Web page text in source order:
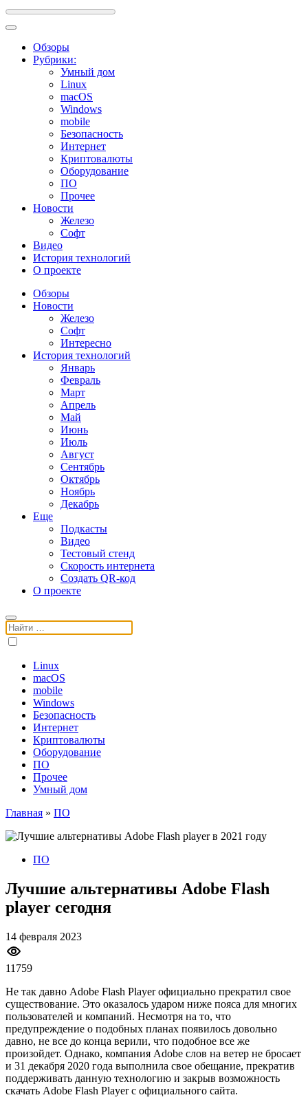
Обзоры
Рубрики:
Умный дом
Linux
macOS
Windows
mobile
Безопасность
Интернет
Криптовалюты
Оборудование
ПО
Прочее
Новости
Железо
Софт
Видео
История технологий
О проекте
Обзоры
Новости
Железо
Софт
Интересно
История технологий
Январь
Февраль
Март
Апрель
Май
Июнь
Июль
Август
Сентябрь
Октябрь
Ноябрь
Декабрь
Еще
Подкасты
Видео
Тестовый стенд
Скорость интернета
Создать QR-код
О проекте
Поиск:
Linux
macOS
mobile
Windows
Безопасность
Интернет
Криптовалюты
Оборудование
ПО
Прочее
Умный дом
Главная » ПО
ПО
Лучшие альтернативы Adobe Flash
player сегодня
14 февраля 2023
11759
Не так давно Adobe Flash Player официально прекратил свое
существование. Это оказалось ударом ниже пояса для многих
пользователей и компаний. Несмотря на то, что
предупреждение о подобных планах появилось довольно
давно, не все до конца верили, что подобное все же
произойдет. Однако, компания Adobe слов на ветер не бросает
и 31 декабря 2020 года выполнила свое обещание, прекратив
поддерживать данную технологию и закрыв возможность
скачать Adobe Flash Player с официального сайта.